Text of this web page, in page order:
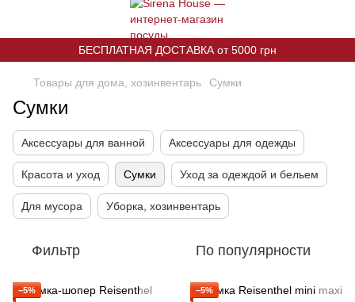
БЕСПЛАТНАЯ ДОСТАВКА от 5000 грн
Товары для дома, хозинвентарь Сумки
Сумки
Аксессуары для ванной Аксессуары для одежды
Красота и уход Сумки Уход за одеждой и бельем
Для мусора Уборка, хозинвентарь
Фильтр По популярности
−5% −5%